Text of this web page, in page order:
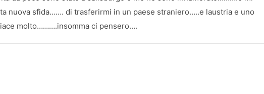
nuova sfida……. di trasferirmi in un paese straniero…..e laustria e uno
molto……….insomma ci pensero….